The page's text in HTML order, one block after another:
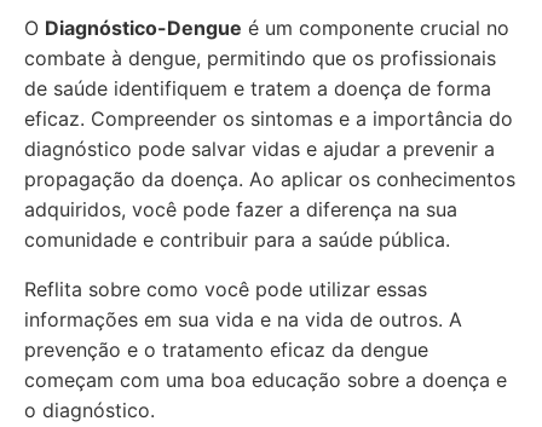
O Diagnóstico-Dengue é um componente crucial no
combate à dengue, permitindo que os profissionais
de saúde identifiquem e tratem a doença de forma
eficaz. Compreender os sintomas e a importância do
diagnóstico pode salvar vidas e ajudar a prevenir a
propagação da doença. Ao aplicar os conhecimentos
adquiridos, você pode fazer a diferença na sua
comunidade e contribuir para a saúde pública.
Reflita sobre como você pode utilizar essas
informações em sua vida e na vida de outros. A
prevenção e o tratamento eficaz da dengue
começam com uma boa educação sobre a doença e
o diagnóstico.